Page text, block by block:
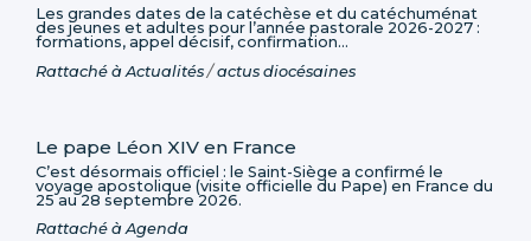
Les grandes dates de la catéchèse et du catéchuménat
des jeunes et adultes pour l’année pastorale 2026-2027 :
formations, appel décisif, confirmation...
Rattaché à Actualités /actus diocésaines
Le pape Léon XIV en France
C’est désormais officiel : le Saint-Siège a confirmé le
voyage apostolique (visite officielle du Pape) en France du
25 au 28 septembre 2026.
Rattaché à Agenda